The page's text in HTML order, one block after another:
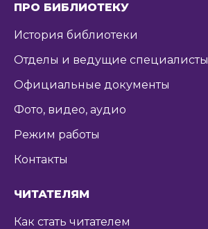
ПРО БИБЛИОТЕКУ
История библиотеки
Отделы и ведущие специалисты
Официальные документы
Фото, видео, аудио
Режим работы
Контакты
ЧИТАТЕЛЯМ
Как стать читателем